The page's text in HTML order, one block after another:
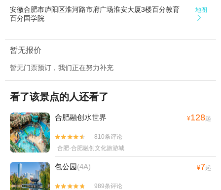
安徽合肥市庐阳区淮河路市府广场淮安大厦3楼百分教育
百分国学院
地图

暂无报价
暂无门票预订，我们正在努力补充
看了该景点的人还看了
合肥融创水世界 ¥128起


810条评论
合肥·合肥融创文化旅游城
包公园(4A) ¥7起


989条评论